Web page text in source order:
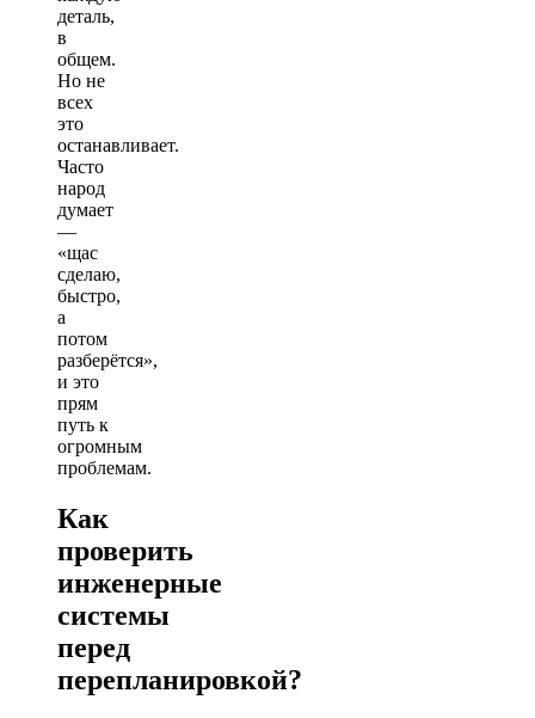
деталь,
в
общем.
Но не
всех
это
останавливает.
Часто
народ
думает
—
«щас
сделаю,
быстро,
а
потом
разберётся»,
и это
прям
путь к
огромным
проблемам.
Как
проверить
инженерные
системы
перед
перепланировкой?